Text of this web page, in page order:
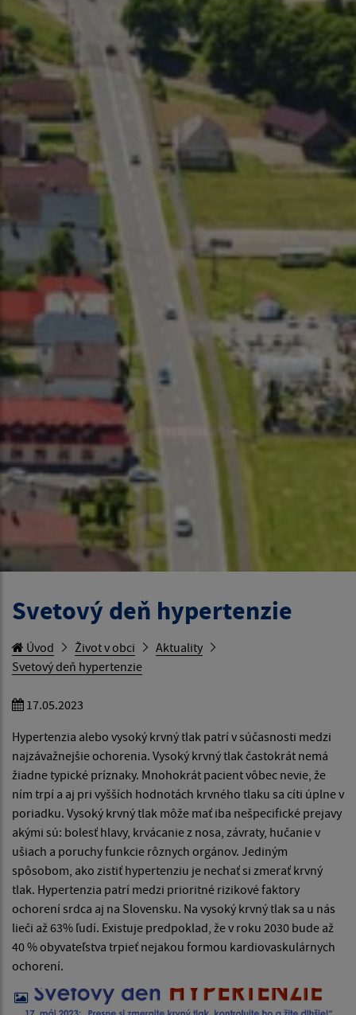
Svetový deň hypertenzie
Úvod Život v obci
Aktuality
Svetový deň hypertenzie
17.05.2023
Hypertenzia alebo vysoký krvný tlak patrí v súčasnosti medzi
najzávažnejšie ochorenia. Vysoký krvný tlak častokrát nemá
žiadne typické príznaky. Mnohokrát pacient vôbec nevie, že
ním trpí a aj pri vyšších hodnotách krvného tlaku sa cíti úplne v
poriadku. Vysoký krvný tlak môže mať iba nešpecifické prejavy
akými sú: bolesť hlavy, krvácanie z nosa, závraty, hučanie v
ušiach a poruchy funkcie rôznych orgánov. Jediným
spôsobom, ako zistiť hypertenziu je nechať si zmerať krvný
tlak. Hypertenzia patrí medzi prioritné rizikové faktory
ochorení srdca aj na Slovensku. Na vysoký krvný tlak sa u nás
lieči až 63% ľudí. Existuje predpoklad, že v roku 2030 bude až
40 % obyvateľstva trpieť nejakou formou kardiovaskulárnych
ochorení.